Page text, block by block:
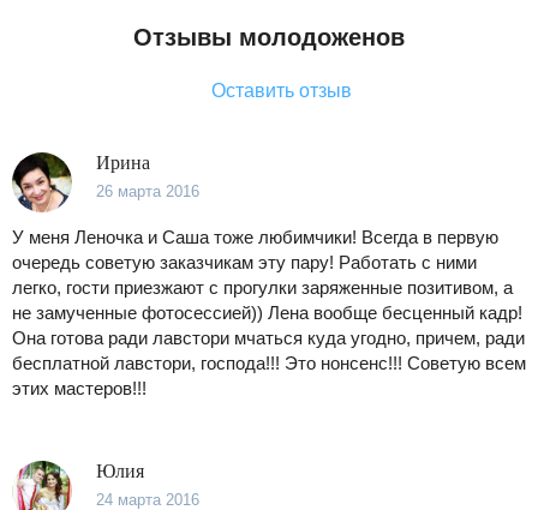
Отзывы молодоженов
Оставить отзыв
Ирина
26 марта 2016
У меня Леночка и Саша тоже любимчики! Всегда в первую
очередь советую заказчикам эту пару! Работать с ними
легко, гости приезжают с прогулки заряженные позитивом, а
не замученные фотосессией)) Лена вообще бесценный кадр!
Она готова ради лавстори мчаться куда угодно, причем, ради
бесплатной лавстори, господа!!! Это нонсенс!!! Советую всем
этих мастеров!!!
Юлия
24 марта 2016